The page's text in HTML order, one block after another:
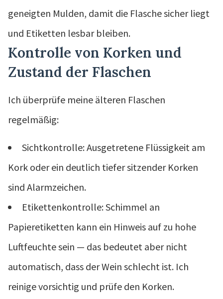
geneigten Mulden, damit die Flasche sicher liegt
und Etiketten lesbar bleiben.
Kontrolle von Korken und
Zustand der Flaschen
Ich überprüfe meine älteren Flaschen
regelmäßig:
Sichtkontrolle: Ausgetretene Flüssigkeit am
Kork oder ein deutlich tiefer sitzender Korken
sind Alarmzeichen.
Etikettenkontrolle: Schimmel an
Papieretiketten kann ein Hinweis auf zu hohe
Luftfeuchte sein — das bedeutet aber nicht
automatisch, dass der Wein schlecht ist. Ich
reinige vorsichtig und prüfe den Korken.